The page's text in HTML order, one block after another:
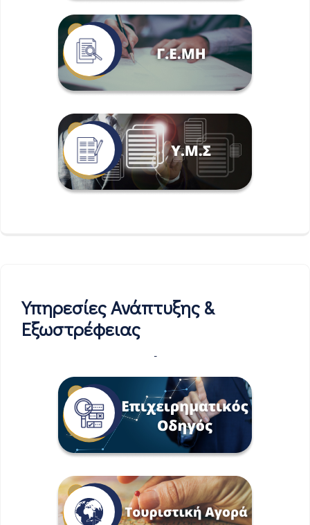
Υπηρεσίες Ανάπτυξης &
Εξωστρέφειας
-